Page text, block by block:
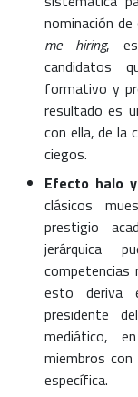
nominación
me hiring, es
candidatos
formativo y
resultado es
con ella, de la
ciegos.
Efecto halo
clásicos
prestigio
jerárquica
competencias
esto deriva
presidente
mediático,
miembros
específica.